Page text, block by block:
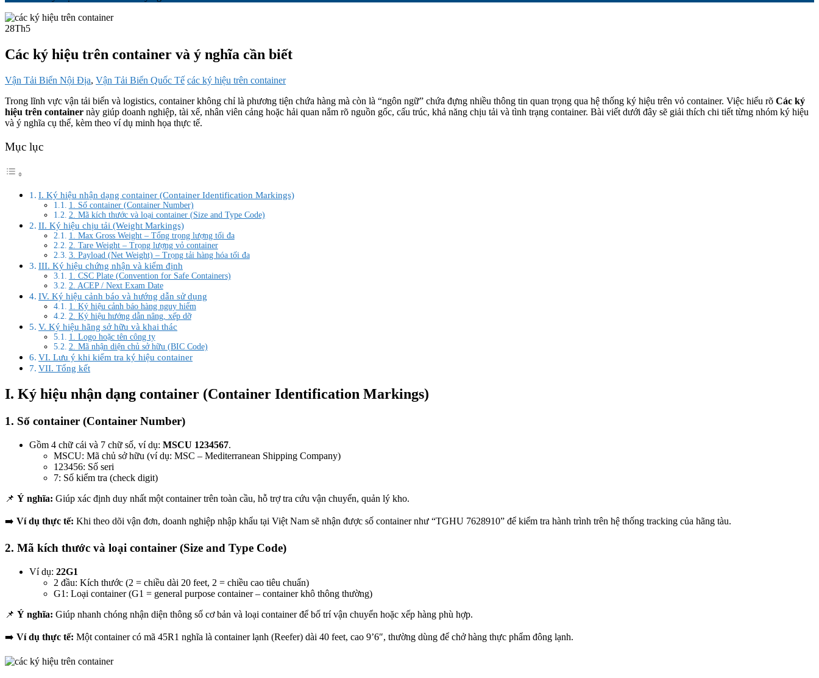
28Th5
Các ký hiệu trên container và ý nghĩa cần biết
Vận Tải Biển Nội Địa, Vận Tải Biển Quốc Tế các ký hiệu trên container
Trong lĩnh vực vận tải biển và logistics, container không chỉ là phương tiện chứa hàng mà còn là “ngôn ngữ” chứa đựng nhiều thông tin quan trọng qua hệ thống ký hiệu trên vỏ container. Việc hiểu rõ Các ký
hiệu trên container này giúp doanh nghiệp, tài xế, nhân viên cảng hoặc hải quan nắm rõ nguồn gốc, cấu trúc, khả năng chịu tải và tình trạng container. Bài viết dưới đây sẽ giải thích chi tiết từng nhóm ký hiệu
và ý nghĩa cụ thể, kèm theo ví dụ minh họa thực tế.
Mục lục
I. Ký hiệu nhận dạng container (Container Identification Markings)
1. Số container (Container Number)
2. Mã kích thước và loại container (Size and Type Code)
II. Ký hiệu chịu tải (Weight Markings)
1. Max Gross Weight – Tổng trọng lượng tối đa
2. Tare Weight – Trọng lượng vỏ container
3. Payload (Net Weight) – Trọng tải hàng hóa tối đa
III. Ký hiệu chứng nhận và kiểm định
1. CSC Plate (Convention for Safe Containers)
2. ACEP / Next Exam Date
IV. Ký hiệu cảnh báo và hướng dẫn sử dụng
1. Ký hiệu cảnh báo hàng nguy hiểm
2. Ký hiệu hướng dẫn nâng, xếp dỡ
V. Ký hiệu hãng sở hữu và khai thác
1. Logo hoặc tên công ty
2. Mã nhận diện chủ sở hữu (BIC Code)
VI. Lưu ý khi kiểm tra ký hiệu container
VII. Tổng kết
I. Ký hiệu nhận dạng container (Container Identification Markings)
1. Số container (Container Number)
Gồm 4 chữ cái và 7 chữ số, ví dụ: MSCU 1234567.
MSCU: Mã chủ sở hữu (ví dụ: MSC – Mediterranean Shipping Company)
123456: Số seri
7: Số kiểm tra (check digit)
📌 Ý nghĩa: Giúp xác định duy nhất một container trên toàn cầu, hỗ trợ tra cứu vận chuyển, quản lý kho.
➡️ Ví dụ thực tế: Khi theo dõi vận đơn, doanh nghiệp nhập khẩu tại Việt Nam sẽ nhận được số container như “TGHU 7628910” để kiểm tra hành trình trên hệ thống tracking của hãng tàu.
2. Mã kích thước và loại container (Size and Type Code)
Ví dụ: 22G1
2 đầu: Kích thước (2 = chiều dài 20 feet, 2 = chiều cao tiêu chuẩn)
G1: Loại container (G1 = general purpose container – container khô thông thường)
📌 Ý nghĩa: Giúp nhanh chóng nhận diện thông số cơ bản và loại container để bố trí vận chuyển hoặc xếp hàng phù hợp.
➡️ Ví dụ thực tế: Một container có mã 45R1 nghĩa là container lạnh (Reefer) dài 40 feet, cao 9’6″, thường dùng để chở hàng thực phẩm đông lạnh.